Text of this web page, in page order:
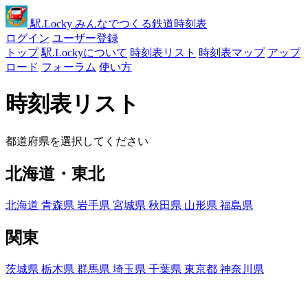
駅.Locky みんなでつくる鉄道時刻表
ログイン ユーザー登録
トップ 駅.Lockyについて 時刻表リスト 時刻表マップ アップ
ロード フォーラム 使い方
時刻表リスト
都道府県を選択してください
北海道・東北
北海道 青森県 岩手県 宮城県 秋田県 山形県 福島県
関東
茨城県 栃木県 群馬県 埼玉県 千葉県 東京都 神奈川県